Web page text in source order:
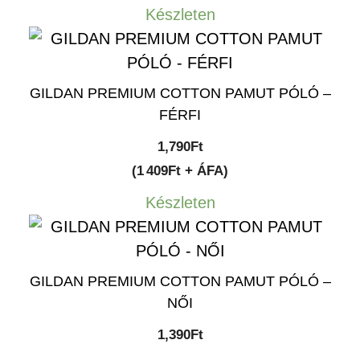
Készleten
GILDAN PREMIUM COTTON PAMUT PÓLÓ –
FÉRFI
1,790Ft
(1 409Ft + ÁFA)
Készleten
GILDAN PREMIUM COTTON PAMUT PÓLÓ –
NŐI
1,390Ft